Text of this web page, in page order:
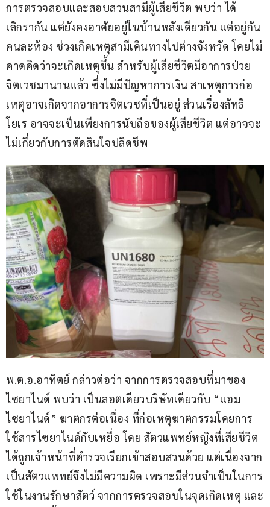
การตรวจสอบและสอบสวนสามีผู้เสียชีวิต พบว่า ได้
เลิกรากัน แต่ยังคงอาศัยอยู่ในบ้านหลังเดียวกัน แต่อยู่กัน
คนละห้อง ช่วงเกิดเหตุสามีเดินทางไปต่างจังหวัด โดยไม่
คาดคิดว่าจะเกิดเหตุขึ้น สำหรับผู้เสียชีวิตมีอาการป่วย
จิตเวชมานานแล้ว ซึ่งไม่มีปัญหาการเงิน สาเหตุการก่อ
เหตุอาจเกิดจากอาการจิตเวชที่เป็นอยู่ ส่วนเรื่องลัทธิ
โยเร อาจจะเป็นเพียงการนับถือของผู้เสียชีวิต แต่อาจจะ
ไม่เกี่ยวกับการตัดสินใจปลิดชีพ
พ.ต.อ.อาทิตย์ กล่าวต่อว่า จากการตรวจสอบที่มาของ
ไซยาไนด์ พบว่า เป็นลอตเดียวบริษัทเดียวกับ “แอม
ไซยาไนด์” ฆาตกรต่อเนื่อง ที่ก่อเหตุฆาตกรรมโดยการ
ใช้สารไซยาไนด์กับเหยื่อ โดย สัตวแพทย์หญิงที่เสียชีวิต
ได้ถูกเจ้าหน้าที่ตำรวจเรียกเข้าสอบสวนด้วย แต่เนื่องจาก
เป็นสัตวแพทย์จึงไม่มีความผิด เพราะมีส่วนจำเป็นในการ
ใช้ในงานรักษาสัตว์ จากการตรวจสอบในจุดเกิดเหตุ และ